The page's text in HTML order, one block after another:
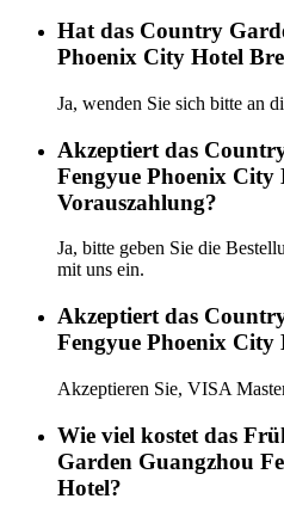
Hat das Country
Phoenix City Hotel
Ja, wenden Sie sich bitte an
Akzeptiert das
Fengyue Phoenix City
Vorauszahlung?
Ja, bitte geben Sie die
mit uns ein.
Akzeptiert das
Fengyue Phoenix
Akzeptieren Sie, VISA
Wie viel kostet das
Garden Guangzhou
Hotel?